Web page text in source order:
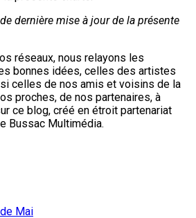
dernière mise à jour de la présente
réseaux, nous relayons les
bonnes idées, celles des artistes
celles de nos amis et voisins de la
proches, de nos partenaires, à
ce blog, créé en étroit partenariat
Bussac Multimédia.
Mai